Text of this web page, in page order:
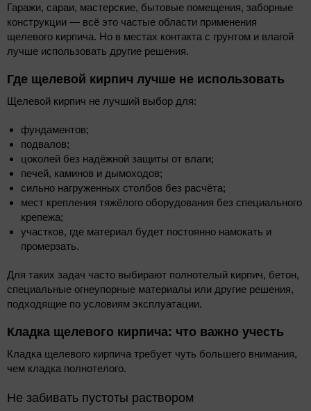
Гаражи, сараи, мастерские, бытовые помещения, заборные
конструкции — всё это частые области применения
щелевого кирпича. Но в местах контакта с грунтом и влагой
лучше использовать другие решения.
Где щелевой кирпич лучше не использовать
Щелевой кирпич не лучший выбор для:
фундаментов;
подвалов;
цоколей без надёжной защиты от влаги;
печей, каминов и дымоходов;
сильно нагруженных столбов без расчёта;
мест крепления тяжёлого оборудования без специального
крепежа;
участков, где материал будет постоянно намокать и
промерзать.
Для таких задач часто выбирают полнотелый кирпич, бетон,
специальные огнеупорные материалы или другие решения,
подходящие по условиям эксплуатации.
Кладка щелевого кирпича: что важно учесть
Кладка щелевого кирпича требует чуть большего внимания,
чем кладка полнотелого.
Не забивать пустоты раствором